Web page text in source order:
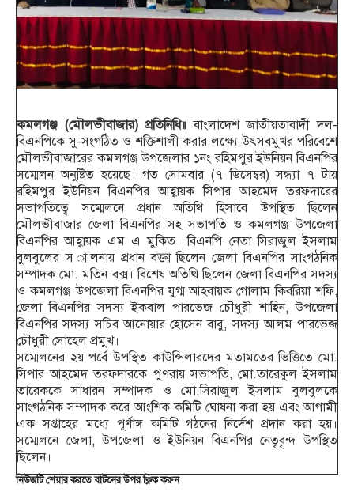
কমলগঞ্জ (মৌলভীবাজার) প্রতিনিধি॥ বাংলাদেশ জাতীয়তাবাদী দল-
বিএনপিকে সু-সংগঠিত ও শক্তিশালী করার লক্ষ্যে উৎসবমুখর পরিবেশে
মৌলভীবাজারের কমলগঞ্জ উপজেলার ১নং রহিমপুর ইউনিয়ন বিএনপির
সম্মেলন অনুষ্টিত হয়েছে। গত সোমবার (৭ ডিসেম্বর) সন্ধ্যা ৭ টায়
রহিমপুর ইউনিয়ন বিএনপির আহ্বায়ক সিপার আহমেদ তরফদারের
সভাপতিত্বে সম্মেলনে প্রধান অতিথি হিসাবে উপস্থিত ছিলেন
মৌলভীবাজার জেলা বিএনপির সহ সভাপতি ও কমলগঞ্জ উপজেলা
বিএনপির আহ্বায়ক এম এ মুকিত। বিএনপি নেতা সিরাজুল ইসলাম
বুলবুলের স ালনায় প্রধান বক্তা ছিলেন জেলা বিএনপির সাংগঠনিক
সম্পাদক মো. মতিন বক্স। বিশেষ অতিথি ছিলেন জেলা বিএনপির সদস্য
ও কমলগঞ্জ উপজেলা বিএনপির যুগ্ম আহবায়ক গোলাম কিবরিয়া শফি,
জেলা বিএনপির সদস্য ইকবাল পারভেজ চৌধুরী শাহিন, উপজেলা
বিএনপির সদস্য সচিব আনোয়ার হোসেন বাবু, সদস্য আলম পারভেজ
চৌধুরী সোহেল প্রমুখ।
সম্মেলনের ২য় পর্বে উপস্থিত কাউন্সিলারদের মতামতের ভিত্তিতে মো.
সিপার আহমেদ তরফদারকে পুণরায় সভাপতি, মো.তারেকুল ইসলাম
তারেককে সাধারন সম্পাদক ও মো.সিরাজুল ইসলাম বুলবুলকে
সাংগঠনিক সম্পাদক করে আংশিক কমিটি ঘোষনা করা হয় এবং আগামী
এক সপ্তাহের মধ্যে পূর্ণাঙ্গ কমিটি গঠনের নির্দেশ প্রদান করা হয়।
সম্মেলনে জেলা, উপজেলা ও ইউনিয়ন বিএনপির নেতৃবৃন্দ উপস্থিত
ছিলেন।
নিউজটি শেয়ার করতে বাটনের উপর ক্লিক করুন